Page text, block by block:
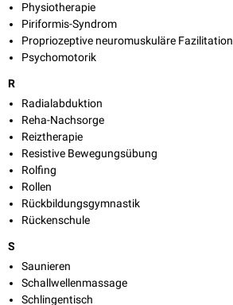
Physiotherapie
Piriformis-Syndrom
Propriozeptive neuromuskuläre Fazilitation
Psychomotorik
R
Radialabduktion
Reha-Nachsorge
Reiztherapie
Resistive Bewegungsübung
Rolfing
Rollen
Rückbildungsgymnastik
Rückenschule
S
Saunieren
Schallwellenmassage
Schlingentisch